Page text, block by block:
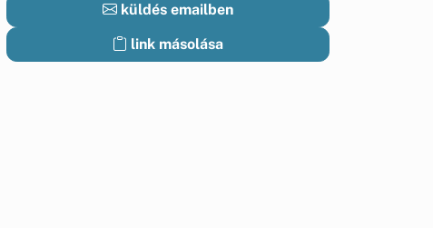
küldés emailben
link másolása